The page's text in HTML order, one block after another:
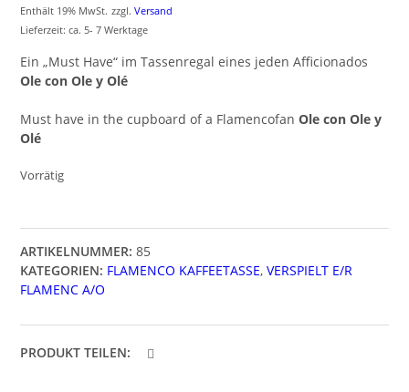
Enthält 19% MwSt. zzgl.Versand
Lieferzeit: ca. 5- 7 Werktage
Ein „Must Have“ im Tassenregal eines jeden Afficionados
Ole con Ole y Olé
Must have in the cupboard of a FlamencofanOle con Ole y
Olé
Vorrätig
ARTIKELNUMMER: 85
KATEGORIEN: FLAMENCO KAFFEETASSE,VERSPIELT E/R
FLAMENC A/O
PRODUKT TEILEN: